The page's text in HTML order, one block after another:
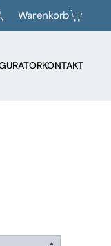
Warenkorb
KONTAKT